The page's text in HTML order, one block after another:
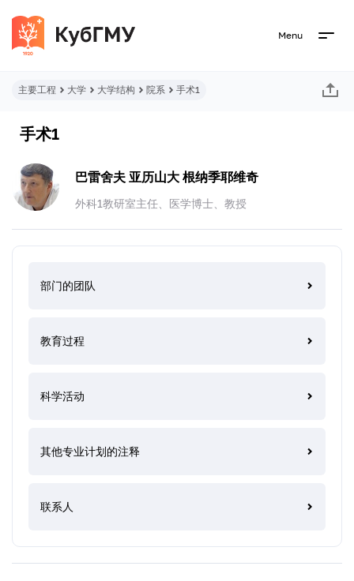
Menu
主要工程 大学 大学结构 院系 手术1
手术1
巴雷舍夫 亚历山大 根纳季耶维奇
外科1教研室主任、医学博士、教授
部门的团队
教育过程
科学活动
其他专业计划的注释
联系人